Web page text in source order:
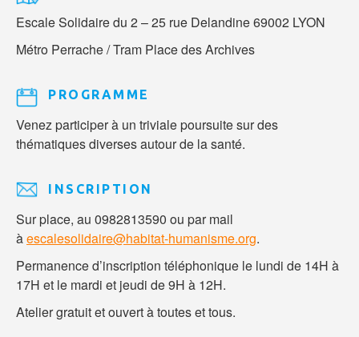
Escale Solidaire du 2 – 25 rue Delandine 69002 LYON
Métro Perrache / Tram Place des Archives
PROGRAMME
Venez participer à un triviale poursuite sur des
thématiques diverses autour de la santé.
INSCRIPTION
Sur place, au 0982813590 ou par mail
àescalesolidaire@habitat-humanisme.org.
Permanence d’inscription téléphonique le lundi de 14H à
17H et le mardi et jeudi de 9H à 12H.
Atelier gratuit et ouvert à toutes et tous.